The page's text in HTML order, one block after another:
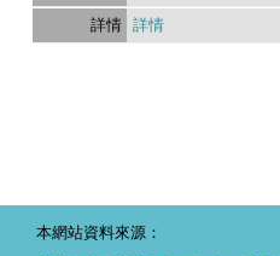
詳情
本網站資料來源：